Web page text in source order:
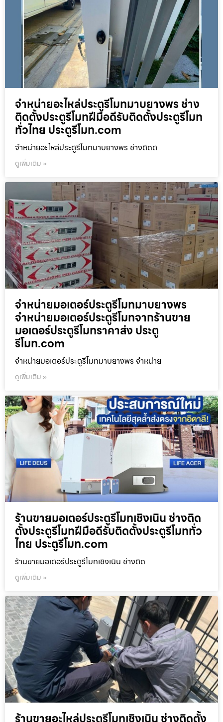
จำหน่ายอะไหล่ประตูรีโมทมาบยางพร ช่าง
ติดตั้งประตูรีโมทฝีมือดีรับติดตั้งประตูรีโมท
ทั่วไทย ประตูรีโมท.com
จำหน่ายอะไหล่ประตูรีโมทมาบยางพร ช่างติดต
ดูเพิ่มเติม »
จำหน่ายมอเตอร์ประตูรีโมทมาบยางพร
จำหน่ายมอเตอร์ประตูรีโมทจากร้านขาย
มอเตอร์ประตูรีโมทราคาส่ง ประตู
รีโมท.com
จำหน่ายมอเตอร์ประตูรีโมทมาบยางพร จำหน่าย
ดูเพิ่มเติม »
ร้านขายมอเตอร์ประตูรีโมทเชิงเนิน ช่างติด
ตั้งประตูรีโมทฝีมือดีรับติดตั้งประตูรีโมททั่ว
ไทย ประตูรีโมท.com
ร้านขายมอเตอร์ประตูรีโมทเชิงเนิน ช่างติด
ดูเพิ่มเติม »